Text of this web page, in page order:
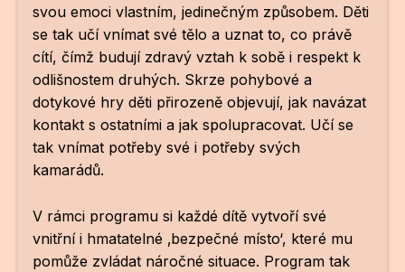
svou emoci vlastním, jedinečným způsobem. Děti
se tak učí vnímat své tělo a uznat to, co právě
cítí, čímž budují zdravý vztah k sobě i respekt k
odlišnostem druhých. Skrze pohybové a
dotykové hry děti přirozeně objevují, jak navázat
kontakt s ostatními a jak spolupracovat. Učí se
tak vnímat potřeby své i potřeby svých
kamarádů.
V rámci programu si každé dítě vytvoří své
vnitřní i hmatatelné ‚bezpečné místo‘, které mu
pomůže zvládat náročné situace. Program tak